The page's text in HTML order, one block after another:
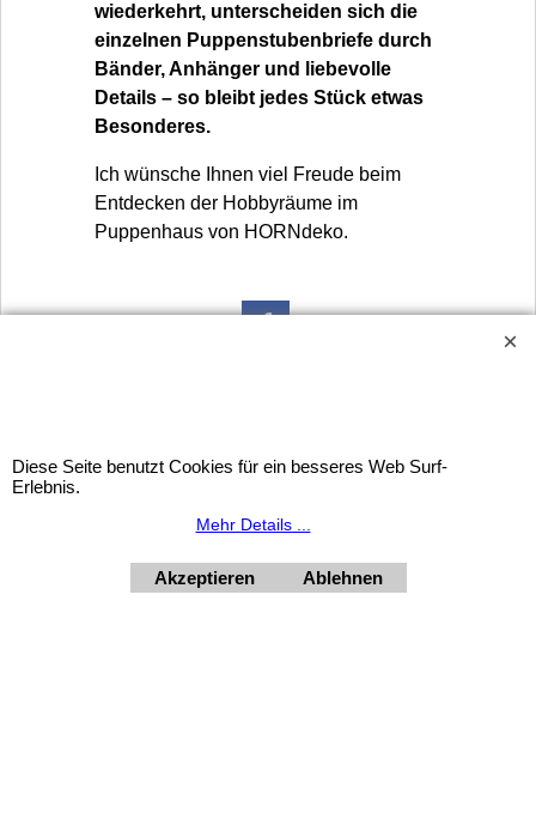
wiederkehrt, unterscheiden sich die
einzelnen Puppenstubenbriefe durch
Bänder, Anhänger und liebevolle
Details – so bleibt jedes Stück etwas
Besonderes.
Ich wünsche Ihnen viel Freude beim
Entdecken der Hobbyräume im
Puppenhaus von HORNdeko.
Urlaubsinformation: Unser Geschäft bleibt von 3.8. bis
HORNdeko 1010 Wien, Fischerstiege 4-8
geschlossen.
+4369910554131
Diese Seite benutzt Cookies für ein besseres Web Surf-
Erlebnis.
Mehr Details ...
Akzeptieren Ablehnen